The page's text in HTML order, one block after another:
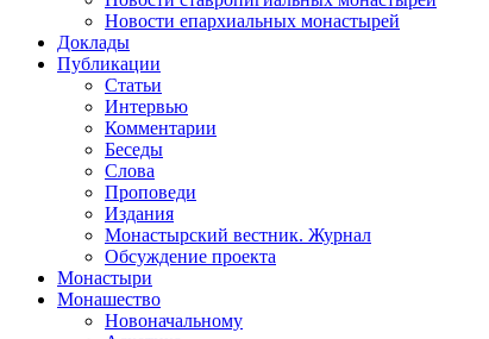
Новости епархиальных монастырей
Доклады
Публикации
Статьи
Интервью
Комментарии
Беседы
Слова
Проповеди
Издания
Монастырский вестник. Журнал
Обсуждение проекта
Монастыри
Монашество
Новоначальному